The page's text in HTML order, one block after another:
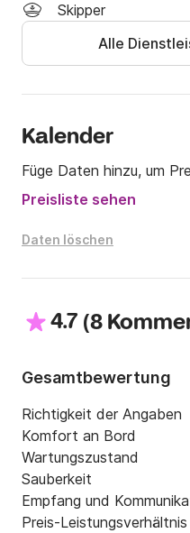
Wir erwarten Sie unter
Skipper
Alle
Kalender
Füge Daten hinzu, um
Preisliste sehen
Daten löschen
4.7 (8
Gesamtbewertung
Richtigkeit der Angaben
Komfort an Bord
Wartungszustand
Sauberkeit
Empfang und
Preis-Leistungsverhältnis